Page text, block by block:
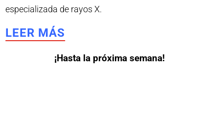
especializada de rayos X.
LEER MÁS
¡Hasta la próxima semana!